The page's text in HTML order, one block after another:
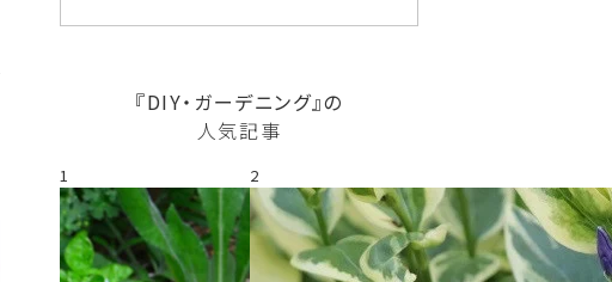
『DIY・ガーデニング』の
人気記事
1 2